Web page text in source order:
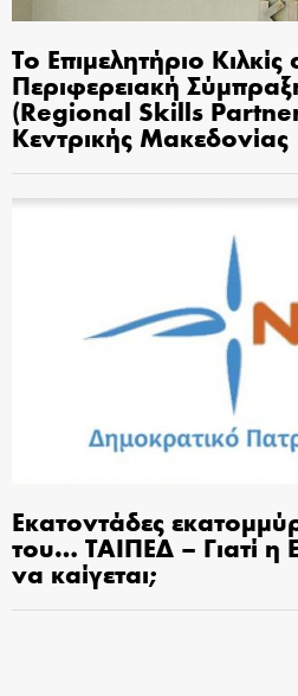
Το Επιμελητήριο
Περιφερειακή
(Regional Skills
Κεντρικής Μακεδονίας
Εκατοντάδες
του… ΤΑΙΠΕΔ – Γιατί η
να καίγεται;